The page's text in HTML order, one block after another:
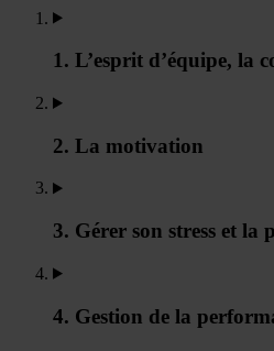
1. L’esprit d’équipe, la
2. La motivation
3. Gérer son stress et la
4. Gestion de la